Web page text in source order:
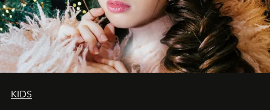
KIDS